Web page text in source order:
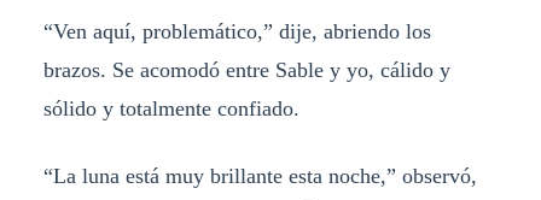
“Ven aquí, problemático,” dije, abriendo los
brazos. Se acomodó entre Sable y yo, cálido y
sólido y totalmente confiado.
“La luna está muy brillante esta noche,” observó,